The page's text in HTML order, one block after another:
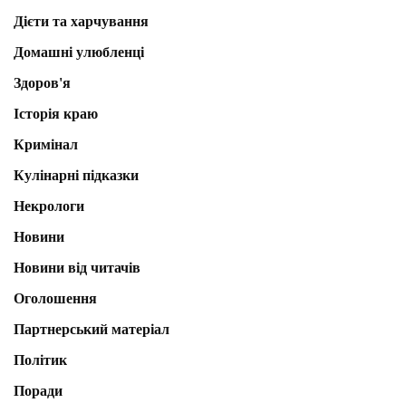
Дієти та харчування
Домашні улюбленці
Здоров'я
Історія краю
Кримінал
Кулінарні підказки
Некрологи
Новини
Новини від читачів
Оголошення
Партнерський матеріал
Політик
Поради